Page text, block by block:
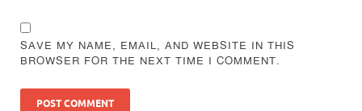
SAVE MY NAME, EMAIL, AND WEBSITE IN THIS
BROWSER FOR THE NEXT TIME I COMMENT.